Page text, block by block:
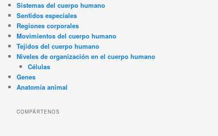
Sistemas del cuerpo humano
Sentidos especiales
Regiones corporales
Movimientos del cuerpo humano
Tejidos del cuerpo humano
Niveles de organización en el cuerpo humano
Células
Genes
Anatomía animal
COMPÁRTENOS